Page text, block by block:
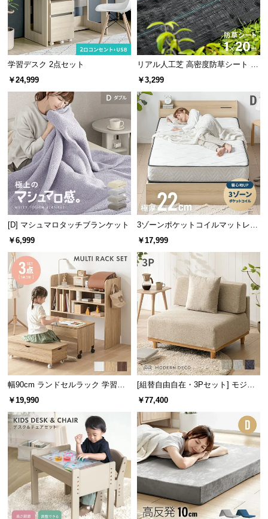
245㎜ 150㎜ 385㎜
開閉しやすい手掛かり
前板を斜めカットした手掛かりにす
ることで、手が入りやすくスムーズ
に引き出せるようになっています。
見た目もスマートでおしゃれ。
左右どちらにも入れ替え自由
ラックは組み立て時に左右入れ替え可能。お部屋の
レイアウトや利き手に合わせて自由に変更できま
す。
書き痕が付きにくいPVC天板
天板には合成樹脂化粧板(PVC)を使用。キズや熱・水
分に強いので、筆記時も安心してお使い頂けます。
学習デスク 2点セット
￥24,999
リアル人工芝 高密度防草シート 1×
20m
￥3,299
[D] マシュマロタッチブランケット
￥6,999
3ゾーンポケットコイルマットレス
厚さ22cm D
￥17,999
幅90cm ランドセルラック 学習机
3点セット
￥19,990
[組替自由自在・3Pセット] モジュ
ールソファ アームレス 天然木脚
￥77,400